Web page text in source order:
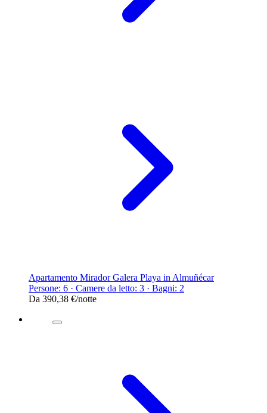
Apartamento Mirador Galera Playa in Almuñécar
Persone: 6 · Camere da letto: 3 · Bagni: 2
Da 390,38 €/notte